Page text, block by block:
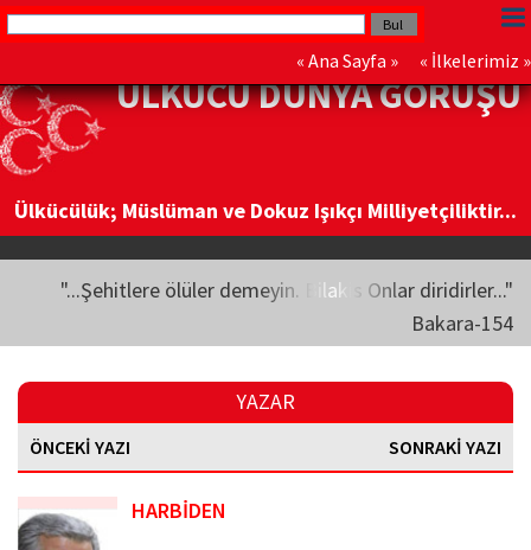
« Ana Sayfa » « İlkelerimiz »
ÜLKÜCÜ DÜNYA GÖRÜŞÜ
Ülkücülük; Müslüman ve Dokuz Işıkçı Milliyetçiliktir...
"...Şehitlere ölüler demeyin. Bilakis Onlar diridirler..."
Bakara-154
YAZAR
ÖNCEKİ YAZI SONRAKİ YAZI
HARBİDEN